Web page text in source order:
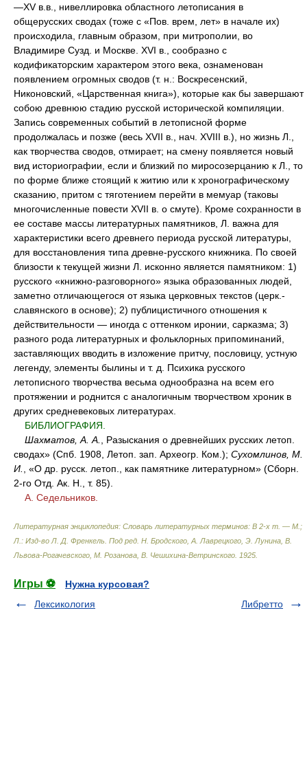
—XV в.в., нивеллировка областного летописания в
общерусских сводах (тоже с «Пов. врем, лет» в начале их)
происходила, главным образом, при митрополии, во
Владимире Сузд. и Москве. XVI в., сообразно с
кодификаторским характером этого века, ознаменован
появлением огромных сводов (т. н.: Воскресенский,
Никоновский, «Царственная книга»), которые как бы завершают
собою древнюю стадию русской исторической компиляции.
Запись современных событий в летописной форме
продолжалась и позже (весь XVII в., нач. XVIII в.), но жизнь Л.,
как творчества сводов, отмирает; на смену появляется новый
вид историографии, если и близкий по миросозерцанию к Л., то
по форме ближе стоящий к житию или к хронографическому
сказанию, притом с тяготением перейти в мемуар (таковы
многочисленные повести XVII в. о смуте). Кроме сохранности в
ее составе массы литературных памятников, Л. важна для
характеристики всего древнего периода русской литературы,
для восстановления типа древне-русского книжника. По своей
близости к текущей жизни Л. исконно является памятником: 1)
русского «книжно-разговорного» языка образованных людей,
заметно отличающегося от языка церковных текстов (церк.-
славянского в основе); 2) публицистичного отношения к
действительности — иногда с оттенком иронии, сарказма; 3)
разного рода литературных и фольклорных припоминаний,
заставляющих вводить в изложение притчу, пословицу, устную
легенду, элементы былины и т. д. Психика русского
летописного творчества весьма однообразна на всем его
протяжении и роднится с аналогичным творчеством хроник в
других средневековых литературах.
БИБЛИОГРАФИЯ.
Шахматов, А. А.
, Разыскания о древнейших русских летоп.
сводах» (Спб. 1908, Летоп. зап. Археогр. Ком.); Сухомлинов, М.
И.
, «О др. русск. летоп., как памятнике литературном» (Сборн.
2-го Отд. Ак. Н., т. 85).
А. Седельников.
Литературная энциклопедия: Словарь литературных терминов: В 2-х т. — М.;
Л.: Изд-во Л. Д. Френкель Под ред. Н. Бродского, А. Лаврецкого, Э. Лунина, В.
Львова-Рогачевского, М. Розанова, В. Чешихина-Ветринского 1925
Игры ⚽
Нужна курсовая?
Лексикология
Либретто